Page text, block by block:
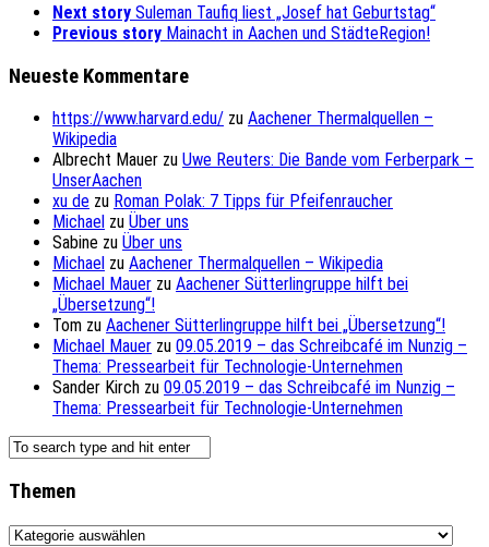
Next story Suleman Taufiq liest „Josef hat Geburtstag“
Previous story Mainacht in Aachen und StädteRegion!
Neueste Kommentare
https://www.harvard.edu/ zu Aachener Thermalquellen –
Wikipedia
Albrecht Mauer zu Uwe Reuters: Die Bande vom Ferberpark –
UnserAachen
xu de zu Roman Polak: 7 Tipps für Pfeifenraucher
Michael zu Über uns
Sabine zu Über uns
Michael zu Aachener Thermalquellen – Wikipedia
Michael Mauer zu Aachener Sütterlingruppe hilft bei
„Übersetzung“!
Tom zu Aachener Sütterlingruppe hilft bei „Übersetzung“!
Michael Mauer zu 09.05.2019 – das Schreibcafé im Nunzig –
Thema: Pressearbeit für Technologie-Unternehmen
Sander Kirch zu 09.05.2019 – das Schreibcafé im Nunzig –
Thema: Pressearbeit für Technologie-Unternehmen
Themen
Themen